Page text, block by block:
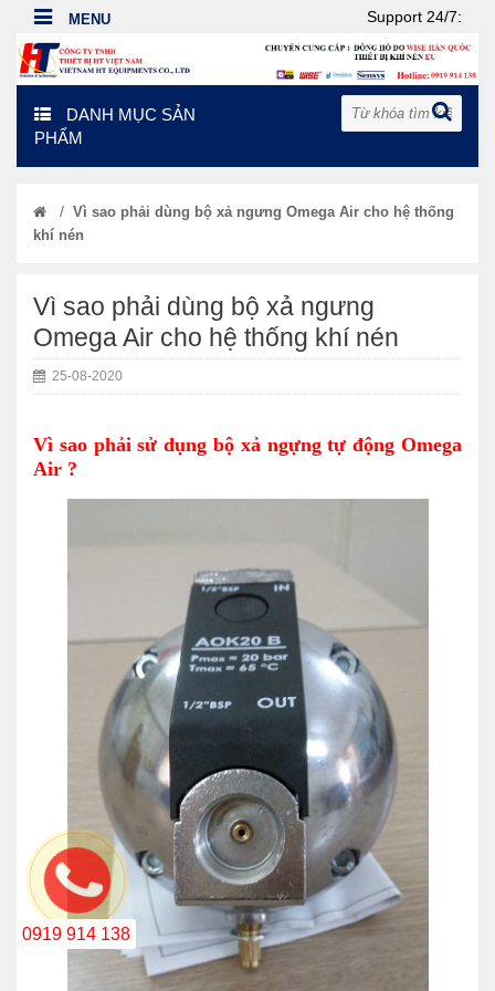
Support 24/7:
DANH MỤC SẢN
PHẨM
/ Vì sao phải dùng bộ xả ngưng Omega Air cho hệ thống
khí nén
Vì sao phải dùng bộ xả ngưng
Omega Air cho hệ thống khí nén
25-08-2020
Vì sao phải sử dụng bộ xả ngựng tự động Omega
Air ?
0919 914 138